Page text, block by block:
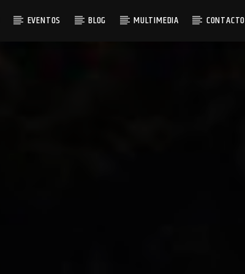
EVENTOS BLOG MULTIMEDIA CONTACTO